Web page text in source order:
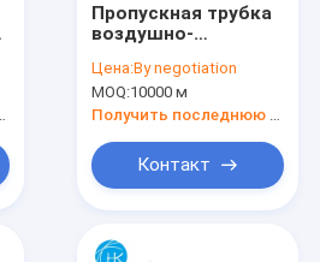
Пропускная трубка
воздушно-
волоконно-
оптический кабель
Gcyfty Gcyfy 12core
Цена:By negotiation
MOQ:10000 м
Контакт